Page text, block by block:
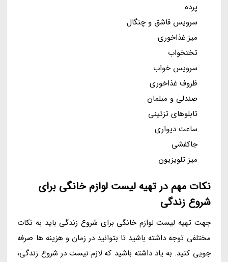
پرده
سرویس قاشق و چنگال
میز غذاخوری
تختخواب
سرویس خواب
ظروف غذاخوری
صندلی و مبلمان
تابلوهای تزئینی
ساعت دیواری
جاکفشی
میز تلویزیون
نکات مهم در تهیه لیست لوازم خانگی برای
شروع زندگی
جهت تهیه لیست لوازم خانگی برای شروع زندگی باید به نکات
مختلفی توجه داشته باشید تا بتوانید در زمان و هزینه ها صرفه
جویی کنید. به یاد داشته باشید که لازم نیست در شروع زندگی،